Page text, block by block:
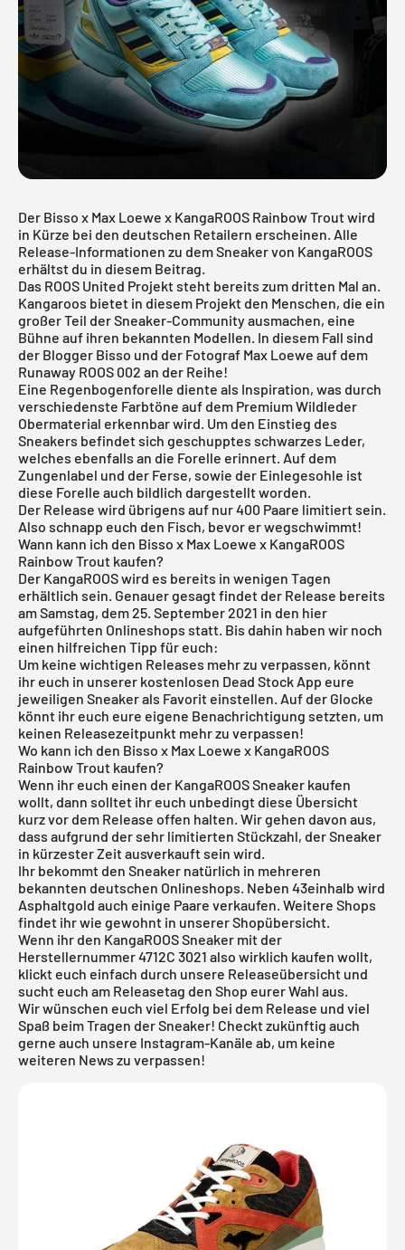
Der Bisso x Max Loewe x KangaROOS Rainbow Trout wird
in Kürze bei den deutschen Retailern erscheinen. Alle
Release-Informationen zu dem Sneaker von KangaROOS
erhältst du in diesem Beitrag.
Das ROOS United Projekt steht bereits zum dritten Mal an.
Kangaroos bietet in diesem Projekt den Menschen, die ein
großer Teil der Sneaker-Community ausmachen, eine
Bühne auf ihren bekannten Modellen. In diesem Fall sind
der Blogger Bisso und der Fotograf Max Loewe auf dem
Runaway ROOS 002 an der Reihe!
Eine Regenbogenforelle diente als Inspiration, was durch
verschiedenste Farbtöne auf dem Premium Wildleder
Obermaterial erkennbar wird. Um den Einstieg des
Sneakers befindet sich geschupptes schwarzes Leder,
welches ebenfalls an die Forelle erinnert. Auf dem
Zungenlabel und der Ferse, sowie der Einlegesohle ist
diese Forelle auch bildlich dargestellt worden.
Der Release wird übrigens auf nur 400 Paare limitiert sein.
Also schnapp euch den Fisch, bevor er wegschwimmt!
Wann kann ich den Bisso x Max Loewe x KangaROOS
Rainbow Trout kaufen?
Der KangaROOS wird es bereits in wenigen Tagen
erhältlich sein. Genauer gesagt findet der Release bereits
am Samstag, dem 25. September 2021 in den hier
aufgeführten Onlineshops statt. Bis dahin haben wir noch
einen hilfreichen Tipp für euch:
Um keine wichtigen Releases mehr zu verpassen, könnt
ihr euch in unserer kostenlosen Dead Stock App eure
jeweiligen Sneaker als Favorit einstellen. Auf der Glocke
könnt ihr euch eure eigene Benachrichtigung setzten, um
keinen Releasezeitpunkt mehr zu verpassen!
Wo kann ich den Bisso x Max Loewe x KangaROOS
Rainbow Trout kaufen?
Wenn ihr euch einen der KangaROOS Sneaker kaufen
wollt, dann solltet ihr euch unbedingt diese Übersicht
kurz vor dem Release offen halten. Wir gehen davon aus,
dass aufgrund der sehr limitierten Stückzahl, der Sneaker
in kürzester Zeit ausverkauft sein wird.
Ihr bekommt den Sneaker natürlich in mehreren
bekannten deutschen Onlineshops. Neben 43einhalb wird
Asphaltgold auch einige Paare verkaufen. Weitere Shops
findet ihr wie gewohnt in unserer Shopübersicht.
Wenn ihr den KangaROOS Sneaker mit der
Herstellernummer 4712C 3021 also wirklich kaufen wollt,
klickt euch einfach durch unsere Releaseübersicht und
sucht euch am Releasetag den Shop eurer Wahl aus.
Wir wünschen euch viel Erfolg bei dem Release und viel
Spaß beim Tragen der Sneaker! Checkt zukünftig auch
gerne auch unsere Instagram-Kanäle ab, um keine
weiteren News zu verpassen!